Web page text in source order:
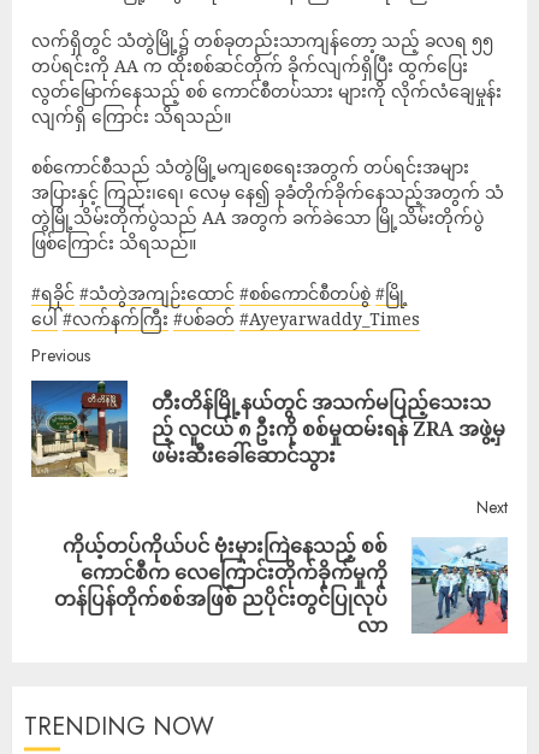
လက်ရှိတွင် သံတွဲမြို့၌ တစ်ခုတည်းသာကျန်တော့ သည့် ခလရ ၅၅
တပ်ရင်းကို AA က ထိုးစစ်ဆင်တိုက် ခိုက်လျက်ရှိပြီး ထွက်ပြေး
လွတ်မြောက်နေသည့် စစ် ကောင်စီတပ်သား များကို လိုက်လံချေမှုန်း
လျက်ရှိ ကြောင်း သိရသည်။
စစ်ကောင်စီသည် သံတွဲမြို့မကျစေရေးအတွက် တပ်ရင်းအများ
အပြားနှင့် ကြည်း၊ရေ၊ လေမှ နေ၍ ခုခံတိုက်ခိုက်နေသည့်အတွက် သံ
တွဲမြို့သိမ်းတိုက်ပွဲသည် AA အတွက် ခက်ခဲသော မြို့သိမ်းတိုက်ပွဲ
ဖြစ်ကြောင်း သိရသည်။
#ရခိုင် #သံတွဲအကျဉ်းထောင် #စစ်ကောင်စီတပ်စွဲ #မြို့
ပေါ် #လက်နက်ကြီး #ပစ်ခတ် #Ayeyarwaddy_Times
Previous
တီးတိန်မြို့နယ်တွင် အသက်မပြည့်သေးသ
ည့် လူငယ် ၈ ဦးကို စစ်မှုထမ်းရန် ZRA အဖွဲ့မှ
ဖမ်းဆီးခေါ်ဆောင်သွား
Next
ကိုယ့်တပ်ကိုယ်ပင် ဗုံးမှားကြဲနေသည့် စစ်
ကောင်စီက လေကြောင်းတိုက်ခိုက်မှုကို
တန်ပြန်တိုက်စစ်အဖြစ် ညပိုင်းတွင်ပြုလုပ်
လာ
TRENDING NOW